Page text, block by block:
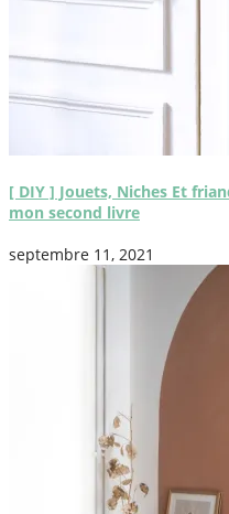
[ DIY ] Jouets, Niches Et
mon second livre
septembre 11, 2021